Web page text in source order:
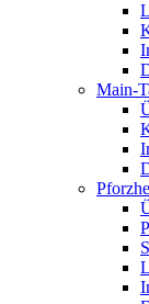
Main-